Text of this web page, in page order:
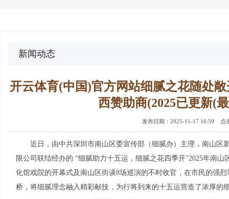
新闻动态
开云体育(中国)官方网站细腻之花随
西赞助商(2025已更新(
发布日期：2025-11-17 16:59 点
近日，由中共深圳市南山区委宣传部（细腻办）主理，南山区
限公司联结经办的 “细腻助力十五运，细腻之花四季开”2025年南
化馆戏院的开幕式及南山区街谈8场巡演的不时收官，在市民的强
桥，将细腻理念融入精彩献技，为行将到来的十五运营造了浓厚的